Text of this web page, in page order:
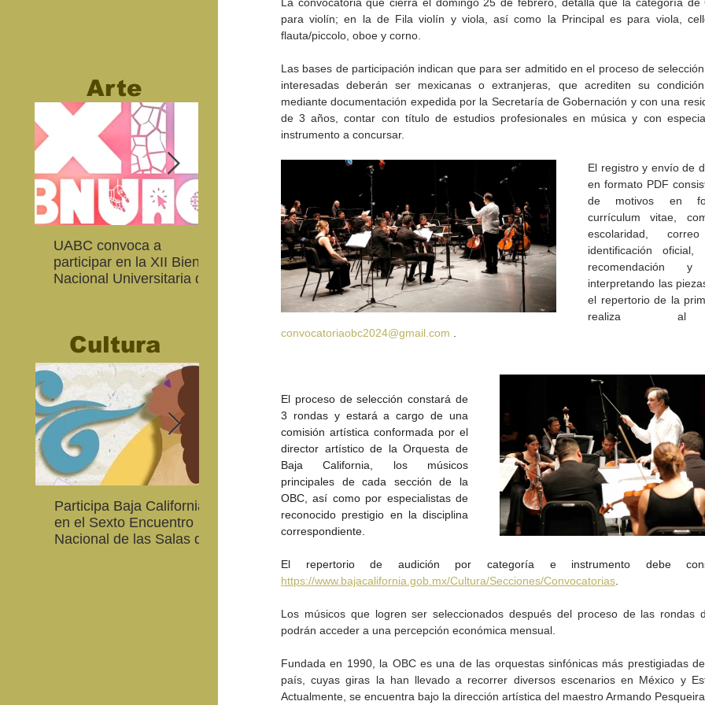
para violín; en la de Fila violín y viola, así como la Principal es para viola,
flauta/piccolo, oboe y corno.
Las bases de participación indican que para ser admitido en el proceso de
interesadas deberán ser mexicanas o extranjeras, que acrediten su
mediante documentación expedida por la Secretaría de Gobernación y con una
de 3 años, contar con título de estudios profesionales en música y con
instrumento a concursar.
El registro y envío de
en formato PDF
de motivos en
currículum vitae,
escolaridad, correo
identificación
recomendación
interpretando las
el repertorio de la
convocatoriaobc2024@gmail.com
El proceso de selección constará de
3 rondas y estará a cargo de una
comisión artística conformada por el
director artístico de la Orquesta de
Baja California, los músicos
principales de cada sección de la
OBC, así como por especialistas de
reconocido prestigio en la disciplina
correspondiente.
https://www.bajacalifornia.gob.mx/Cultura/Secciones/Convocatorias
Los músicos que logren ser seleccionados después del proceso de las rondas
podrán acceder a una percepción económica mensual.
Fundada en 1990, la OBC es una de las orquestas sinfónicas más prestigiadas
país, cuyas giras la han llevado a recorrer diversos escenarios en México y
Actualmente, se encuentra bajo la dirección artística del maestro Armando Pesqueira.
Arte
UABC convoca a
participar en la XII Bienal
Nacional Universitaria de
Abierta convocatoria de la
XIV Bienal de Fotografía
de Baja California
CETYS prepara la edición
2026 de la Feria de Arte
Internacional 'Sinergia'
Presenta Heras 'Una de
tantas'
Cultura
Participa Baja California
en el Sexto Encuentro
Nacional de las Salas de
Cultura BC invita a
integrarse a la Red
Estatal de Música 2026
Gobierno de Baja
California reconocerá a
guardianes del patrimonio
Cristina Rivera Garza
reflexiona sobre
justicia y literatura